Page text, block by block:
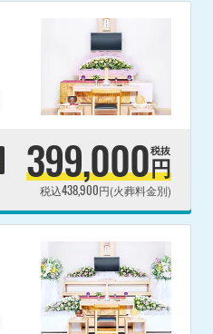
399,000円
税抜
税込438,900円(火葬料金別)